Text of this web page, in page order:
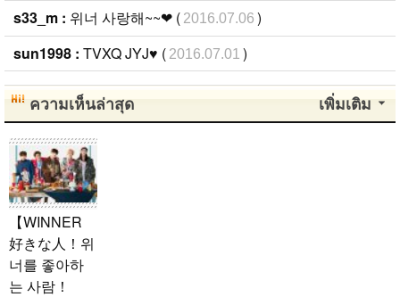
s33_m : 위너 사랑해~~❤︎ ( 2016.07.06 )
sun1998 : TVXQ JYJ♥ ( 2016.07.01 )
เพิ่มเติม
ความเห็นล่าสุด
【WINNER
好きな人！위
너를 좋아하
는 사람！